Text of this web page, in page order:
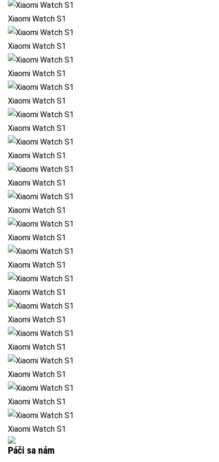
Xiaomi Watch S1
Xiaomi Watch S1
Xiaomi Watch S1
Xiaomi Watch S1
Xiaomi Watch S1
Xiaomi Watch S1
Xiaomi Watch S1
Xiaomi Watch S1
Xiaomi Watch S1
Xiaomi Watch S1
Xiaomi Watch S1
Xiaomi Watch S1
Xiaomi Watch S1
Xiaomi Watch S1
Xiaomi Watch S1
Xiaomi Watch S1
Páči sa nám